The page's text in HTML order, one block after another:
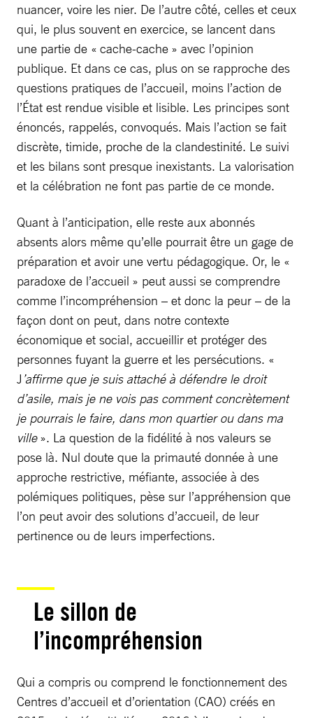
nuancer, voire les nier. De l’autre côté, celles et ceux
qui, le plus souvent en exercice, se lancent dans
une partie de « cache-cache » avec l’opinion
publique. Et dans ce cas, plus on se rapproche des
questions pratiques de l’accueil, moins l’action de
l’État est rendue visible et lisible. Les principes sont
énoncés, rappelés, convoqués. Mais l’action se fait
discrète, timide, proche de la clandestinité. Le suivi
et les bilans sont presque inexistants. La valorisation
et la célébration ne font pas partie de ce monde.
Quant à l’anticipation, elle reste aux abonnés
absents alors même qu’elle pourrait être un gage de
préparation et avoir une vertu pédagogique. Or, le «
paradoxe de l’accueil » peut aussi se comprendre
comme l’incompréhension – et donc la peur – de la
façon dont on peut, dans notre contexte
économique et social, accueillir et protéger des
personnes fuyant la guerre et les persécutions. «
J ’affirme que je suis attaché à défendre le droit
d’asile, mais je ne vois pas comment concrètement
je pourrais le faire, dans mon quartier ou dans ma
ville». La question de la fidélité à nos valeurs se
pose là. Nul doute que la primauté donnée à une
approche restrictive, méfiante, associée à des
polémiques politiques, pèse sur l’appréhension que
l’on peut avoir des solutions d’accueil, de leur
pertinence ou de leurs imperfections.
Le sillon de
l’incompréhension
Qui a compris ou comprend le fonctionnement des
Centres d’accueil et d’orientation (CAO) créés en